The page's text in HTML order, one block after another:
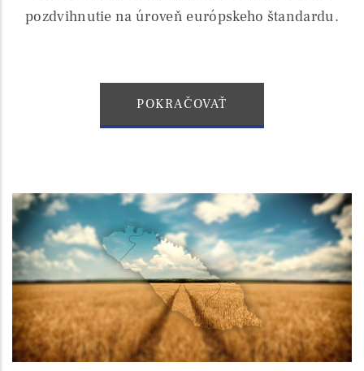
pozdvihnutie na úroveň európskeho štandardu.
POKRAČOVAŤ